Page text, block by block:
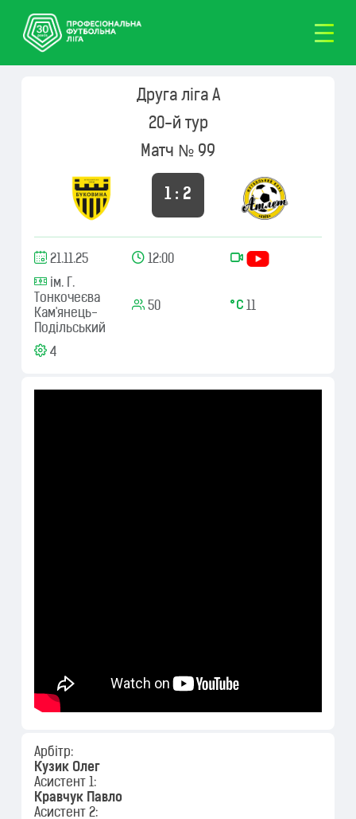
Друга ліга А
20-й тур
Матч № 99
1 : 2
21.11.25
12:00
ім. Г.
Тонкочеєва
Кам'янець-
Подільський
50 11
4
Арбітр:
Кузик Олег
Асистент 1:
Кравчук Павло
Асистент 2: